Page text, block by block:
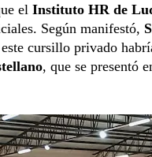
el Instituto HR de
Según manifestó,
cursillo privado
, que se presentó